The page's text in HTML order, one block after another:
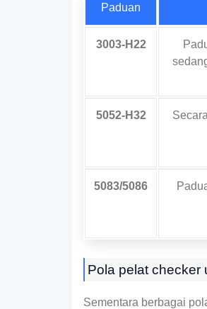
Paduan
3003-H22
5052-H32
5083/5086
Pola pelat checker
Sementara berbagai